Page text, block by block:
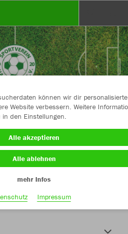
Hagenbach - Abteilung
by Sport Schädler
Farbe
können wir dir personalisierte
Website verbessern. Weitere
den Einstellungen.
Alle akzeptieren
Alle ablehnen
mehr Infos
Impressum